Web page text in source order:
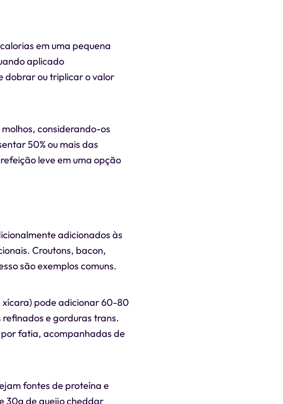
em uma pequena
aplicado
dobrar ou triplicar o valor
considerando-os
50% ou mais das
leve em uma opção
adicionados às
Croutons, bacon,
são exemplos comuns.
xícara) pode adicionar 60-80
e gorduras trans.
fatia, acompanhadas de
fontes de proteína e
30g de queijo cheddar